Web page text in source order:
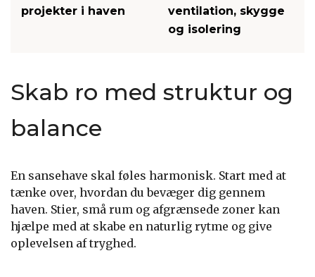
projekter i haven
ventilation, skygge
og isolering
Skab ro med struktur og
balance
En sansehave skal føles harmonisk. Start med at
tænke over, hvordan du bevæger dig gennem
haven. Stier, små rum og afgrænsede zoner kan
hjælpe med at skabe en naturlig rytme og give
oplevelsen af tryghed.